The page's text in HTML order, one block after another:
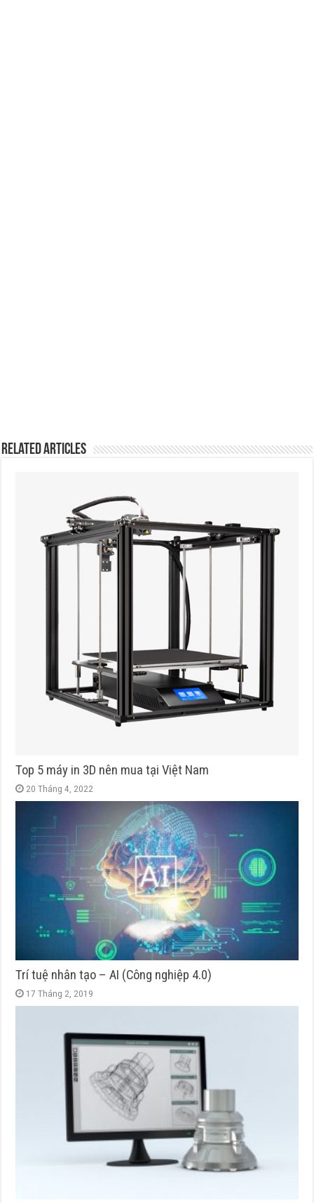
Related Articles
Top 5 máy in 3D nên mua tại Việt Nam
20 Tháng 4, 2022
Trí tuệ nhân tạo – AI (Công nghiệp 4.0)
17 Tháng 2, 2019